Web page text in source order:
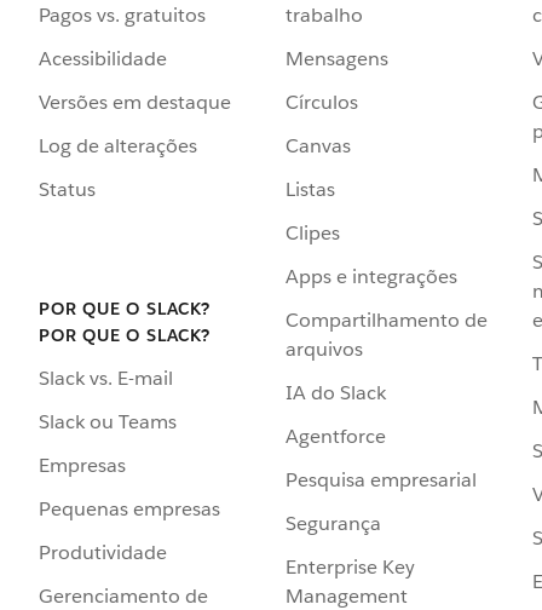
Pagos vs. gratuitos
Acessibilidade
Versões em destaque
Log de alterações
Status
POR QUE O SLACK?
POR QUE O SLACK?
Slack vs. E-mail
Slack ou Teams
Empresas
Pequenas empresas
Produtividade
Gerenciamento de
trabalho
Mensagens
Círculos
Canvas
Listas
Clipes
Apps e integrações
Compartilhamento de
arquivos
IA do Slack
Agentforce
Pesquisa empresarial
Segurança
Enterprise Key
Management